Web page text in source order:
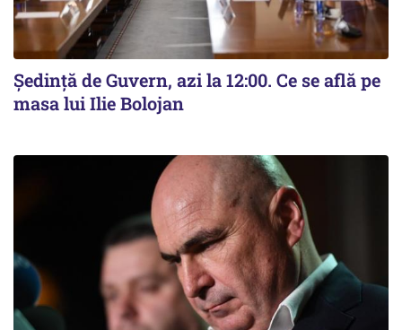
Ședință de Guvern, azi la 12:00. Ce se află pe
masa lui Ilie Bolojan